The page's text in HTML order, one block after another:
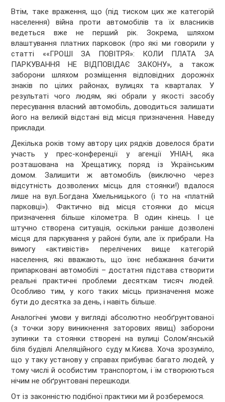
Втім, таке враження, що (під тиском цих же категорій
населення) війна проти автомобілів та їх власників
ведеться вже не перший рік. Зокрема, шляхом
влаштування платних парковок (про які ми говорили у
статті ««ГРОШІ ЗА ПОВІТРЯ»: КОЛИ ПЛАТА ЗА
ПАРКУВАННЯ НЕ ВІДПОВІДАЄ ЗАКОНУ», а також
заборони шляхом розміщення відповідних дорожніх
знаків по цілих районах, вулицях та кварталах. У
результаті чого людям, які обрали у якості засобу
пересування власний автомобіль, доводиться залишати
його на великій відстані від місця призначення. Наведу
приклади.
Декілька років тому автору цих рядків довелося брати
участь у прес-конференції у агенції УНІАН, яка
розташована на Хрещатику, поряд із Українським
домом. Залишити ж автомобіль (виключно через
відсутність дозволених місць для стоянки!) вдалося
лише на вул..Богдана Хмельницького (і то на «платній
парковці»). Фактично від місця стоянки до місця
призначення більше кілометра. В один кінець. І це
штучно створена ситуація, оскільки раніше дозволені
місця для паркування у районі були, але їх прибрали. На
вимогу «активістів» перелічених вище категорій
населення, які вважають, що їхнє небажання бачити
припарковані автомобілі – достатня підстава створити
реальні практичні проблеми десяткам тисяч людей.
Особливо тим, у кого таких місць призначення може
бути до десятка за день, і навіть більше.
Аналогічні умови у вигляді абсолютно необґрунтованої
(з точки зору виникнення заторових явищ) заборони
зупинки та стоянки створені на вулиці Солом’янській
біля будівлі Апеляційного суду м.Києва. Хоча зрозуміло,
що у таку установу у справах прибуває багато людей, у
тому числі й особистим транспортом, і їм створюються
нічим не обґрунтовані перешкоди.
От із законністю подібної практики ми й розберемося.